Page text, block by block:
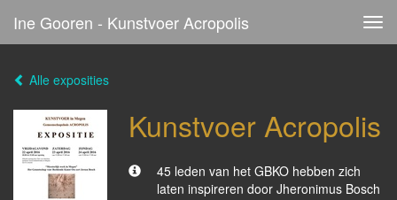
Ine Gooren - Kunstvoer Acropolis
Alle exposities
Kunstvoer Acropolis
45 leden van het GBKO hebben zich
laten inspireren door Jheronimus Bosch